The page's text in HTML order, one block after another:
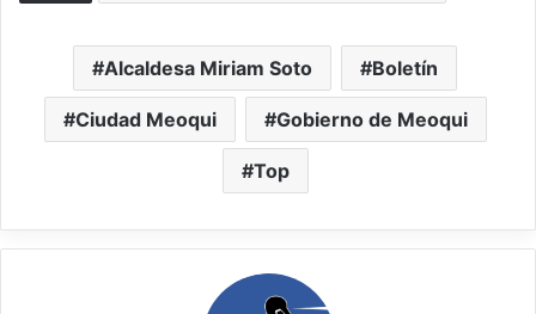
Alcaldesa Miriam Soto Boletín
Ciudad Meoqui Gobierno de Meoqui
Top